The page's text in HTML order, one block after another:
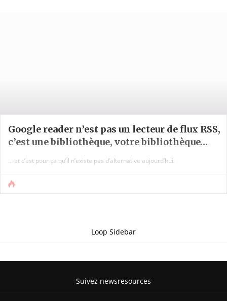
Google reader n’est pas un lecteur de flux RSS,
c’est une bibliothèque, votre bibliothèque…
… et c’est pour ça qu’il n’existe pas d’alternative aujourd’hui.
Loop Sidebar
Suivez newsresources